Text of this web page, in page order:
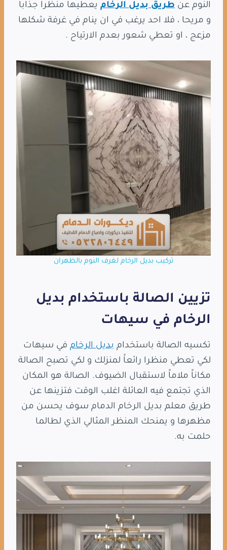
النوم عن طريق بديل الرخام يعطيها منظرا جذابا
و مريحا ، فلا احد يرغب في ان ينام في غرفة شكلها
مزعج ، او تعطي شعور بعدم الارتياح .
تركيب بديل الرخام لغرف النوم بالظهران
تزيين الصالة باستخدام بديل
الرخام في سيهات
تكسيه الصالة باستخدام بديل الرخام في سيهات
لكي تعطي منظرا رائعاََ لمنزلك و لكي تصبح الصالة
مكاناََ ملاماََ لاستقبال الضيوف. الصالة هو المكان
الذي تجتمع فيه العائلة اغلب الوقت فتزينها عن
طريق معلم بديل الرخام الدمام سوف يحسن من
مظهرها و يمنحك المنظر المثالي الذي لطالما
حلمت به.